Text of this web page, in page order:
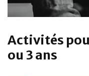
Activités
ou 3 ans